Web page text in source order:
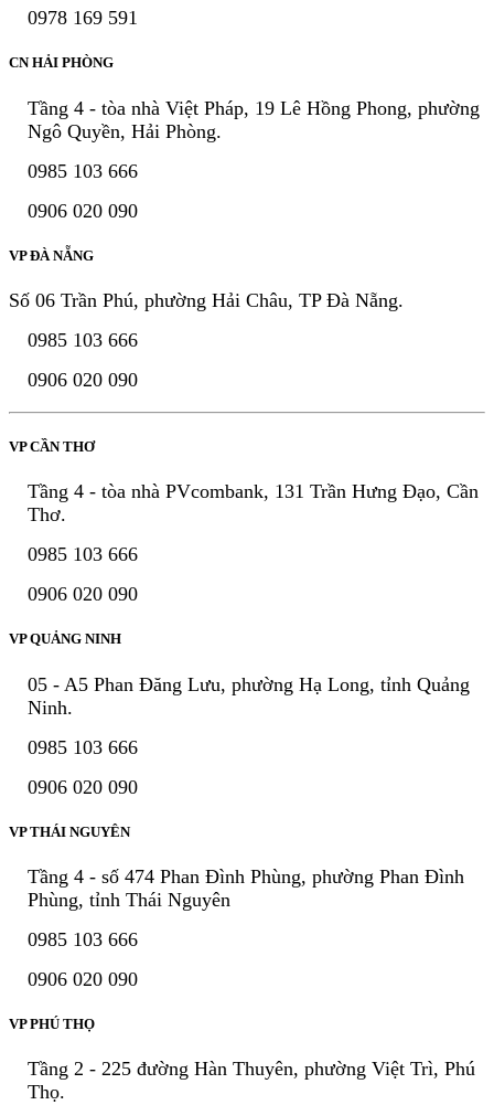
0978 169 591
CN HẢI PHÒNG
Tầng 4 - tòa nhà Việt Pháp, 19 Lê Hồng Phong, phường
Ngô Quyền, Hải Phòng.
0985 103 666
0906 020 090
VP ĐÀ NẴNG
Số 06 Trần Phú, phường Hải Châu, TP Đà Nẵng.
0985 103 666
0906 020 090
VP CẦN THƠ
Tầng 4 - tòa nhà PVcombank, 131 Trần Hưng Đạo, Cần
Thơ.
0985 103 666
0906 020 090
VP QUẢNG NINH
05 - A5 Phan Đăng Lưu, phường Hạ Long, tỉnh Quảng
Ninh.
0985 103 666
0906 020 090
VP THÁI NGUYÊN
Tầng 4 - số 474 Phan Đình Phùng, phường Phan Đình
Phùng, tỉnh Thái Nguyên
0985 103 666
0906 020 090
VP PHÚ THỌ
Tầng 2 - 225 đường Hàn Thuyên, phường Việt Trì, Phú
Thọ.